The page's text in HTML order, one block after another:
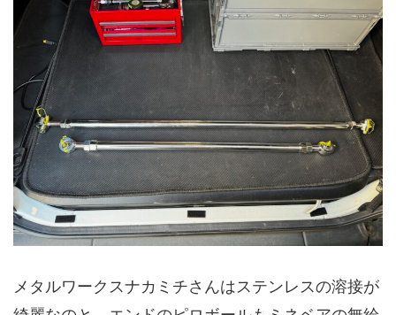
メタルワークスナカミチさんはステンレスの溶接が